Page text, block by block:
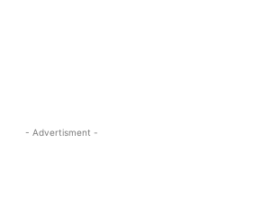
- Advertisment -